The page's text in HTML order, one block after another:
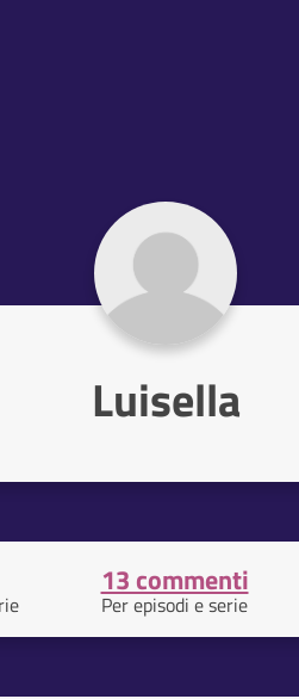
Luisella
13 commenti
Per episodi e serie